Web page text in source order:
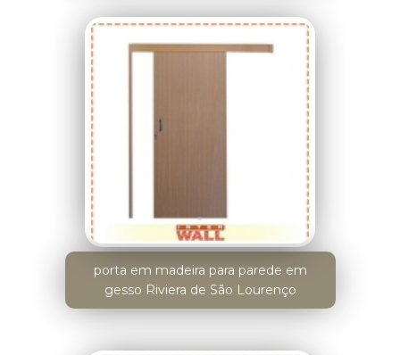
porta em madeira para parede em
gesso Riviera de São Lourenço